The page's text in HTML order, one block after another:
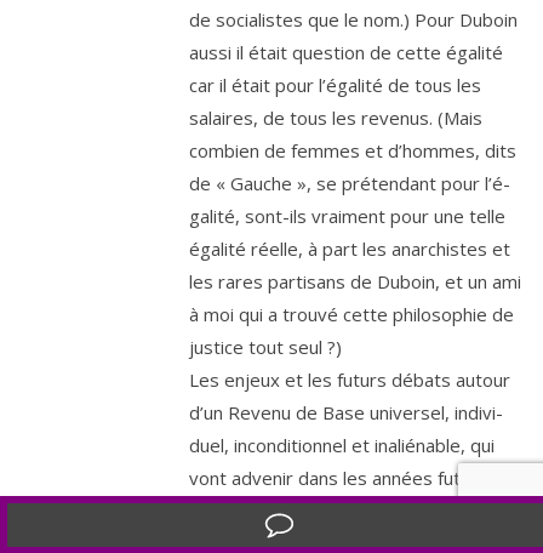
de socia­listes que le nom.) Pour Duboin
aus­si il était ques­tion de cette éga­li­té
car il était pour l’é­ga­li­té de tous les
salaires, de tous les reve­nus. (Mais
com­bien de femmes et d’hommes, dits
de « Gauche », se pré­ten­dant pour l’é­
ga­li­té, sont-ils vrai­ment pour une telle
éga­li­té réelle, à part les anar­chistes et
les rares par­ti­sans de Duboin, et un ami
à moi qui a trou­vé cette phi­lo­so­phie de
jus­tice tout seul ?)
Les enjeux et les futurs débats autour
d’un Revenu de Base uni­ver­sel, indi­vi­
duel, incon­di­tion­nel et inalié­nable, qui
vont adve­nir dans les années futures
(c’est obli­gé) amènent à repo­ser la
ques­tion d’une éco­no­mie dis­tri­bu­tive